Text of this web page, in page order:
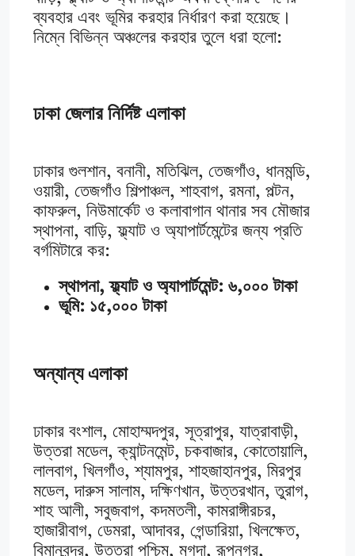
ব্যবহার এবং ভূমির করহার নির্ধারণ করা হয়েছে।
নিম্নে বিভিন্ন অঞ্চলের করহার তুলে ধরা হলো:
ঢাকা জেলার নির্দিষ্ট এলাকা
ঢাকার গুলশান, বনানী, মতিঝিল, তেজগাঁও, ধানমন্ডি,
ওয়ারী, তেজগাঁও শিল্পাঞ্চল, শাহবাগ, রমনা, পল্টন,
কাফরুল, নিউমার্কেট ও কলাবাগান থানার সব মৌজার
স্থাপনা, বাড়ি, ফ্ল্যাট ও অ্যাপার্টমেন্টের জন্য প্রতি
বর্গমিটারে কর:
স্থাপনা, ফ্ল্যাট ও অ্যাপার্টমেন্ট: ৬,০০০ টাকা
ভূমি: ১৫,০০০ টাকা
অন্যান্য এলাকা
ঢাকার বংশাল, মোহাম্মদপুর, সূত্রাপুর, যাত্রাবাড়ী,
উত্তরা মডেল, ক্যান্টনমেন্ট, চকবাজার, কোতোয়ালি,
লালবাগ, খিলগাঁও, শ্যামপুর, শাহজাহানপুর, মিরপুর
মডেল, দারুস সালাম, দক্ষিণখান, উত্তরখান, তুরাগ,
শাহ আলী, সবুজবাগ, কদমতলী, কামরাঙ্গীরচর,
হাজারীবাগ, ডেমরা, আদাবর, গেন্ডারিয়া, খিলক্ষেত,
বিমানবন্দর, উত্তরা পশ্চিম, মুগদা, রূপনগর,